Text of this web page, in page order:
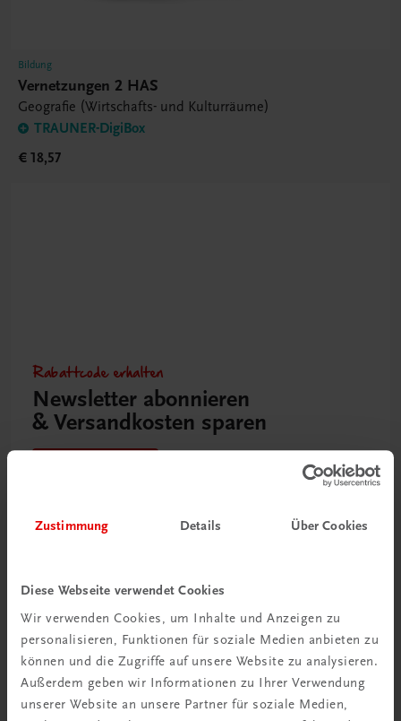
Zustimmung Details Über Cookies
Diese Webseite verwendet Cookies
Wir verwenden Cookies, um Inhalte und Anzeigen zu
personalisieren, Funktionen für soziale Medien anbieten zu
können und die Zugriffe auf unsere Website zu analysieren.
Außerdem geben wir Informationen zu Ihrer Verwendung
unserer Website an unsere Partner für soziale Medien,
Bildung
Vernetzungen 2 HAS
Geografie (Wirtschafts- und Kulturräume)
TRAUNER-DigiBox
€ 18,57
Rabattcode erhalten
Newsletter abonnieren
& Versandkosten sparen